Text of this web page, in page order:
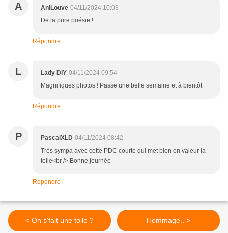
A AniLouve 04/11/2024 10:03
De la pure poésie !
Répondre
L Lady DIY 04/11/2024 09:54
Magnifiques photos ! Passe une belle semaine et à bientôt
Répondre
P PascalXLD 04/11/2024 08:42
Très sympa avec cette PDC courte qui met bien en valeur la
toile<br /> Bonne journée
Répondre
< On s'fait une toile ? Hommage.. >